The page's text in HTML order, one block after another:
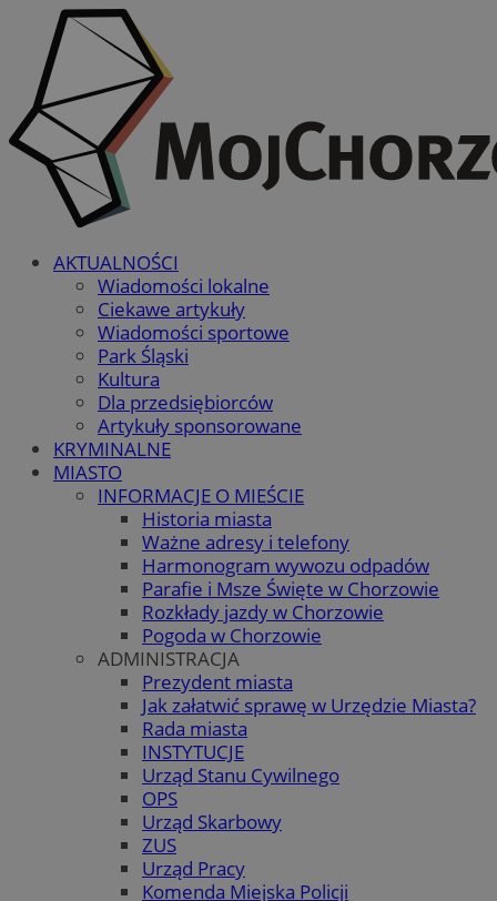
AKTUALNOŚCI
Wiadomości lokalne
Ciekawe artykuły
Wiadomości sportowe
Park Śląski
Kultura
Dla przedsiębiorców
Artykuły sponsorowane
KRYMINALNE
MIASTO
INFORMACJE O MIEŚCIE
Historia miasta
Ważne adresy i telefony
Harmonogram wywozu odpadów
Parafie i Msze Święte w Chorzowie
Rozkłady jazdy w Chorzowie
Pogoda w Chorzowie
ADMINISTRACJA
Prezydent miasta
Jak załatwić sprawę w Urzędzie Miasta?
Rada miasta
INSTYTUCJE
Urząd Stanu Cywilnego
OPS
Urząd Skarbowy
ZUS
Urząd Pracy
Komenda Miejska Policji